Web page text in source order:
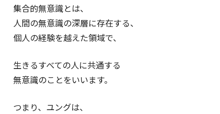
集合的無意識とは、
人間の無意識の深層に存在する、
個人の経験を越えた領域で、
生きるすべての人に共通する
無意識のことをいいます。
つまり、ユングは、